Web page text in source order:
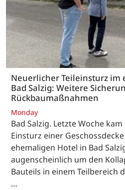
Neuerlicher Teileinsturz im
Bad Salzig: Weitere
Rückbaumaßnahmen
Monday
Bad Salzig. Letzte Woche
Einsturz einer
ehemaligen Hotel in Bad
augenscheinlich um den
Bauteils in einem Teilbereich
…